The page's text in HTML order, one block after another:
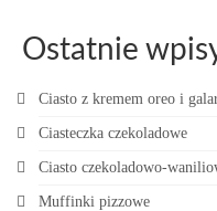
Ostatnie
Ciasto z kremem oreo i
Ciasteczka czekoladowe
Ciasto czekoladowo-
Muffinki pizzowe